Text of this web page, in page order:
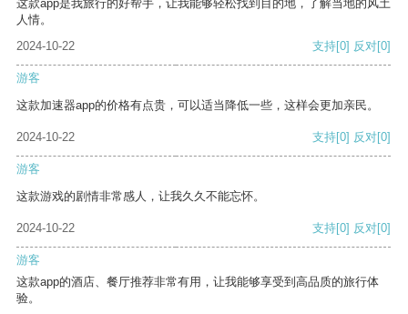
这款app是我旅行的好帮手，让我能够轻松找到目的地，了解当地的风土
人情。
2024-10-22
支持[0] 反对[0]
游客
这款加速器app的价格有点贵，可以适当降低一些，这样会更加亲民。
2024-10-22 支持[0] 反对[0]
游客
这款游戏的剧情非常感人，让我久久不能忘怀。
2024-10-22 支持[0] 反对[0]
游客
这款app的酒店、餐厅推荐非常有用，让我能够享受到高品质的旅行体
验。